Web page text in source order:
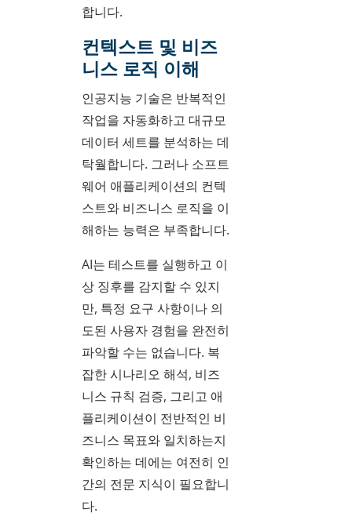
합니다.
컨텍스트 및 비즈
니스 로직 이해
인공지능 기술은 반복적인
작업을 자동화하고 대규모
데이터 세트를 분석하는 데
탁월합니다. 그러나 소프트
웨어 애플리케이션의 컨텍
스트와 비즈니스 로직을 이
해하는 능력은 부족합니다.
AI는 테스트를 실행하고 이
상 징후를 감지할 수 있지
만, 특정 요구 사항이나 의
도된 사용자 경험을 완전히
파악할 수는 없습니다. 복
잡한 시나리오 해석, 비즈
니스 규칙 검증, 그리고 애
플리케이션이 전반적인 비
즈니스 목표와 일치하는지
확인하는 데에는 여전히 인
간의 전문 지식이 필요합니
다.